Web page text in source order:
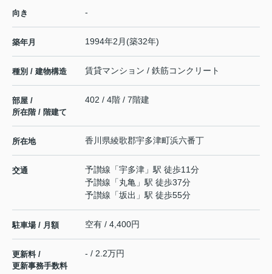
向き -
築年月 1994年2月(築32年)
種別 / 建物構造 賃貸マンション / 鉄筋コンクリート
部屋 /
所在階 / 階建て
402 / 4階 / 7階建
所在地 香川県綾歌郡宇多津町浜六番丁
交通 予讃線 「宇多津 」駅 徒歩11分
予讃線 「丸亀 」駅 徒歩37分
予讃線 「坂出 」駅 徒歩55分
駐車場 / 月額 空有 / 4,400円
更新料 /
更新事務手数料
- / 2.2万円